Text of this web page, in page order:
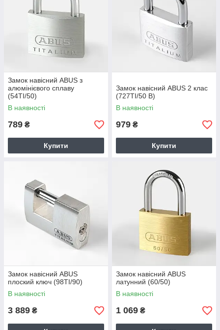
Замок навісний ABUS з
алюмінієвого сплаву
(54TI/50)
В наявності
789 ₴
Купити
Замок навісний ABUS 2 клас
(727TI/50 B)
В наявності
979 ₴
Купити
Замок навісний ABUS
плоский ключ (98TI/90)
В наявності
3 889 ₴
Замок навісний ABUS
латунний (60/50)
В наявності
1 069 ₴